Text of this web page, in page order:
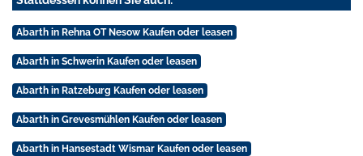
Abarth in Rehna OT Nesow Kaufen oder leasen
Abarth in Schwerin Kaufen oder leasen
Abarth in Ratzeburg Kaufen oder leasen
Abarth in Grevesmühlen Kaufen oder leasen
Abarth in Hansestadt Wismar Kaufen oder leasen